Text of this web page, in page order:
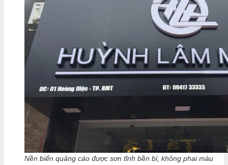
Nền biển quảng cáo được sơn tĩnh bền bỉ, không phai màu